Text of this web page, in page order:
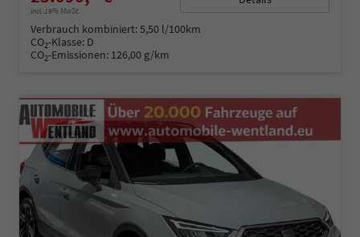
incl. 19% MwSt.
Verbrauch kombiniert:5,50 l/100km
CO2-Klasse: D
CO2-Emissionen: 126,00 g/km